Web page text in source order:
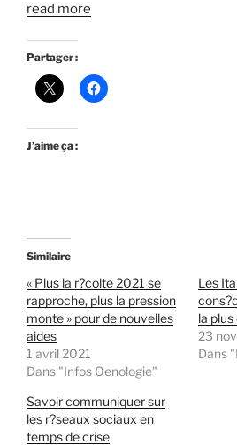
read more
Partager :
J’aime ça :
Similaire
« Plus la r?colte 2021 se
rapproche, plus la pression
monte » pour de nouvelles
aides
1 avril 2021
Dans "Infos Oenologie"
Les
la
23
Dans
Savoir communiquer sur
les r?seaux sociaux en
temps de crise